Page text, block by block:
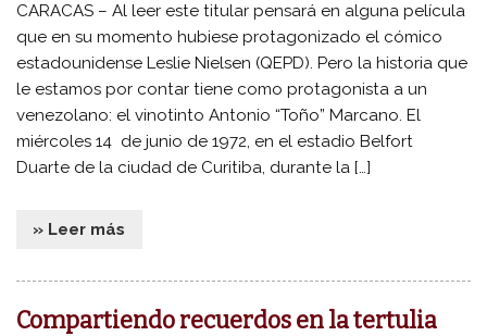
CARACAS – Al leer este titular pensará en alguna película
que en su momento hubiese protagonizado el cómico
estadounidense Leslie Nielsen (QEPD). Pero la historia que
le estamos por contar tiene como protagonista a un
venezolano: el vinotinto Antonio “Toño” Marcano. El
miércoles 14 de junio de 1972, en el estadio Belfort
Duarte de la ciudad de Curitiba, durante la […]
» Leer más
Compartiendo recuerdos en la tertulia